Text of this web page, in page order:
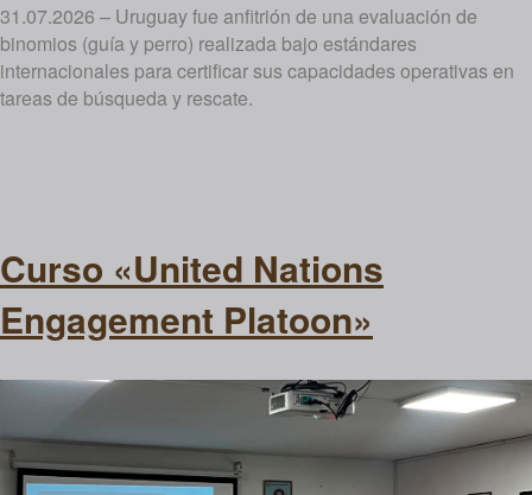
31.07.2026 – Uruguay fue anfitrión de una evaluación de
binomios (guía y perro) realizada bajo estándares
internacionales para certificar sus capacidades operativas en
tareas de búsqueda y rescate.
Curso «United Nations
Engagement Platoon»